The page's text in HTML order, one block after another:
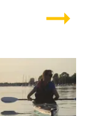
arrow_right_alt